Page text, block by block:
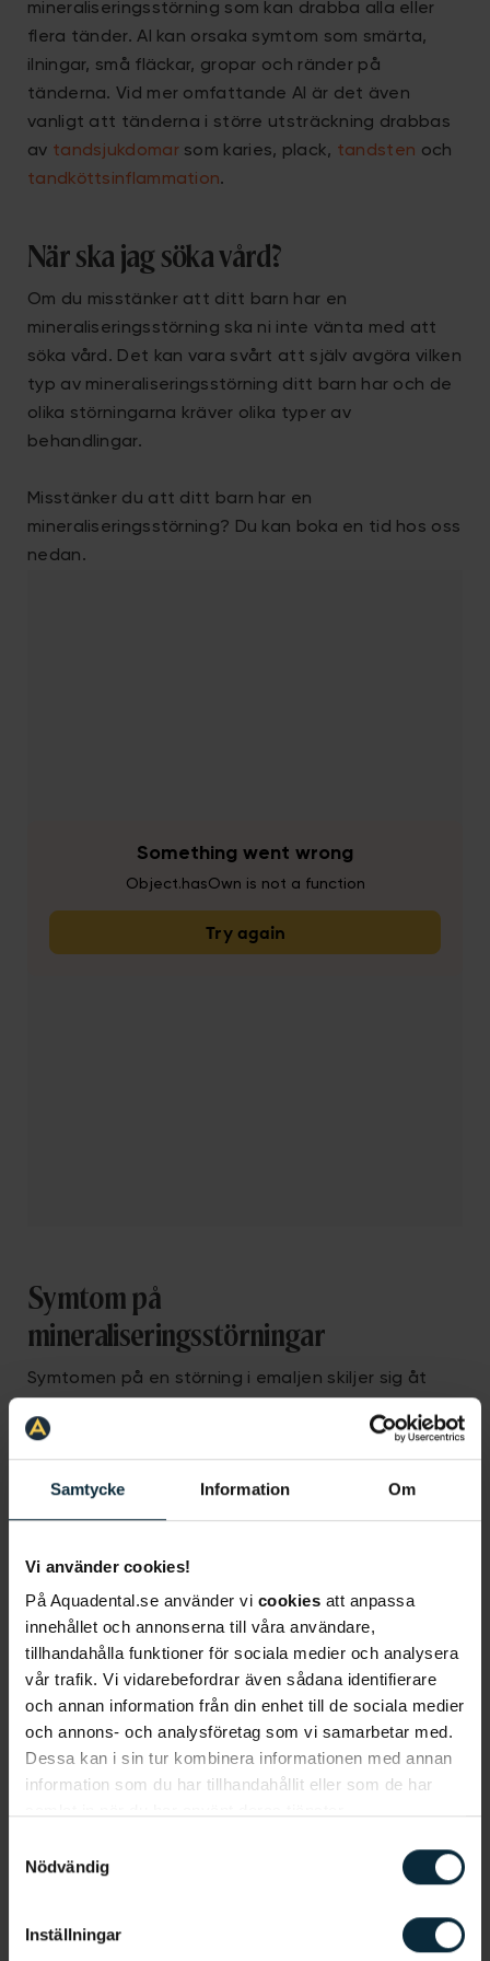
Samtycke Information Om
Vi använder cookies!
På Aquadental.se använder vi cookies att anpassa
innehållet och annonserna till våra användare,
tillhandahålla funktioner för sociala medier och analysera
vår trafik. Vi vidarebefordrar även sådana identifierare
och annan information från din enhet till de sociala medier
och annons- och analysföretag som vi samarbetar med.
Dessa kan i sin tur kombinera informationen med annan
information som du har tillhandahållit eller som de har
Nödvändig
Inställningar
mineraliseringsstörning som kan drabba alla eller
flera tänder. AI kan orsaka symtom som smärta,
ilningar, små fläckar, gropar och ränder på
tänderna. Vid mer omfattande AI är det även
vanligt att tänderna i större utsträckning drabbas
av tandsjukdomarsom karies, plack, tandsten och
tandköttsinflammation.
När ska jag söka vård?
Om du misstänker att ditt barn har en
mineraliseringsstörning ska ni inte vänta med att
söka vård. Det kan vara svårt att själv avgöra vilken
typ av mineraliseringsstörning ditt barn har och de
olika störningarna kräver olika typer av
behandlingar.
Misstänker du att ditt barn har en
mineraliseringsstörning? Du kan boka en tid hos oss
nedan.
Symtom på
mineraliseringsstörningar
Symtomen på en störning i emaljen skiljer sig åt
ditt barn har. Fluoros orsakar främst vita fläckar på
tänderna. Symtom på MIH kan exempelvis vara
gulvita eller gulbruna fläckar på tänderna och även
att tänderna är extra känsliga, gör ont och ilar.
gulbruna fläckar på tänderna,
AI kan även på sikt orsaka symtom som
bettsänkning, vilket innebär att tänderna slits ner
så pass mycket att bettet blir mindre.
Orsaker till mineraliseringsstörningar
En mineraliseringsstörning kan uppstå av två olika
anledningar; genetiska aspekter eller på grund av
imperfekta är exempelvis en ärftlig och genetisk
fluoros och MIH orsakas av faktorer som går att